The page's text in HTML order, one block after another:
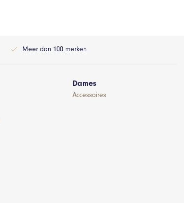
Meer dan 100 merken
Dames
Accessoires